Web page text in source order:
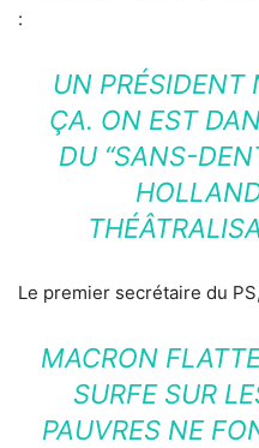
:
UN PRÉSIDENT
ÇA. ON EST
DU “SANS-
Le premier secrétaire du
MACRON
SURFE SUR
PAUVRES NE